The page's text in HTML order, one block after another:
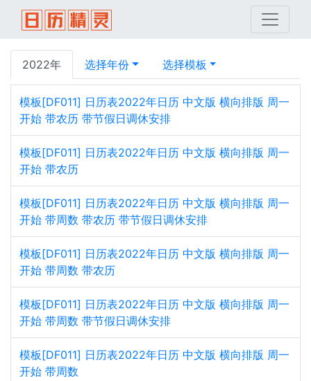
2022年 选择年份 选择模板
模板[DF011] 日历表2022年日历 中文版 横向排版 周一
开始 带农历 带节假日调休安排
模板[DF011] 日历表2022年日历 中文版 横向排版 周一
开始 带农历
模板[DF011] 日历表2022年日历 中文版 横向排版 周一
开始 带周数 带农历 带节假日调休安排
模板[DF011] 日历表2022年日历 中文版 横向排版 周一
开始 带周数 带农历
模板[DF011] 日历表2022年日历 中文版 横向排版 周一
开始 带周数 带节假日调休安排
模板[DF011] 日历表2022年日历 中文版 横向排版 周一
开始 带周数